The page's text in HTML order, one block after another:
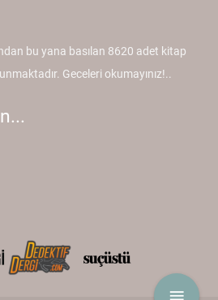
menu
bu yana basılan 8620 adet kitap
Geceleri okumayınız!..